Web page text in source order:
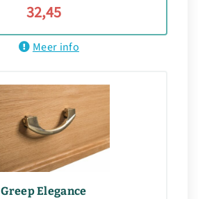
32,45
Meer info
Greep Elegance